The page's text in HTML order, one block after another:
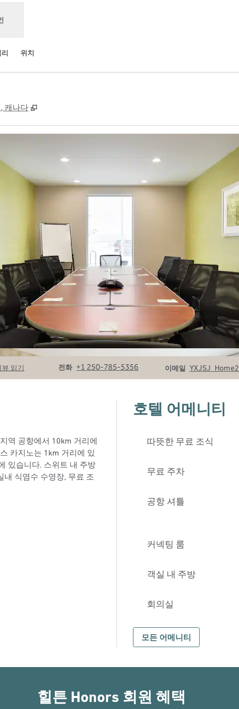
위치
캐나다 ,
뷰 읽기 전화
전화 +1 250-785-5356 이메일
이메일 YXJSJ_Home2
역 공항에서 10km 거리에
카지노는 1km 거리에 있
있습니다. 스위트 내 주방
내 식염수 수영장, 무료 조
호텔 어메니티
따뜻한 무료 조식
무료 주차
공항 셔틀
커넥팅 룸
객실 내 주방
회의실
모든 어메니티
힐튼 Honors 회원 혜택